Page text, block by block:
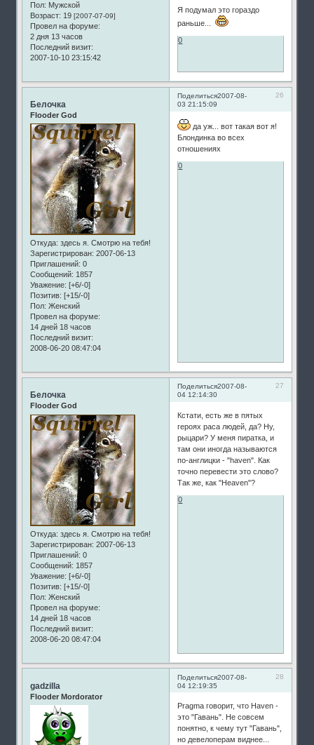
Пол: Мужской
Возраст: 19[2007-07-09]
Провел на форуме:
2 дня 13 часов
Последний визит:
2007-10-10 23:15:42
Я подумал это гораздо
раньше...
0
Поделиться 26
2007-08-
03 21:15:09
Белочка
Flooder God
Откуда: здесь я. Смотрю на тебя!
Зарегистрирован: 2007-06-13
Приглашений: 0
Сообщений: 1857
Уважение: [+6/-0]
Позитив: [+15/-0]
Пол: Женский
Провел на форуме:
14 дней 18 часов
Последний визит:
2008-06-20 08:47:04
да уж... вот такая вот я!
Блондинка во всех
отношениях
0
Поделиться 27
2007-08-
04 12:14:30
Белочка
Flooder God
Откуда: здесь я. Смотрю на тебя!
Зарегистрирован: 2007-06-13
Приглашений: 0
Сообщений: 1857
Уважение: [+6/-0]
Позитив: [+15/-0]
Пол: Женский
Провел на форуме:
14 дней 18 часов
Последний визит:
2008-06-20 08:47:04
Кстати, есть же в пятых
героях раса людей, да? Ну,
рыцари? У меня пиратка, и
там они иногда называются
по-англицки - "haven". Как
точно перевести это слово?
Так же, как "Heaven"?
0
Поделиться 28
2007-08-
04 12:19:35
gadzilla
Flooder Mordorator
Pragma говорит, что Haven -
это "Гавань". Не совсем
понятно, к чему тут "Гавань",
но девелоперам виднее...